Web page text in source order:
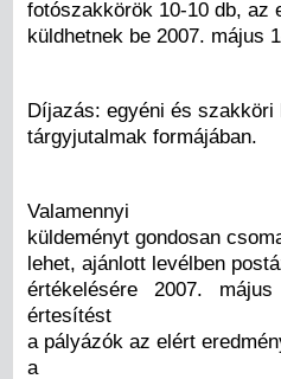
fotószakkörök 10-10 db, az
küldhetnek be 2007. május
Díjazás: egyéni és szakköri
tárgyjutalmak formájában.
Valamennyi
küldeményt gondosan
lehet, ajánlott levélben
értékelésére 2007.
értesítést
a pályázók az elért
a